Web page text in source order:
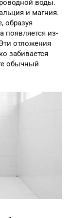
воды.
и магния.
образуя
появляется из-
отложения
забивается
обычный